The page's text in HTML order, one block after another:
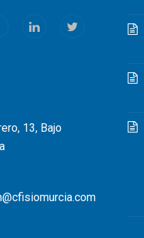
LinkedInTwitter
13, Bajo